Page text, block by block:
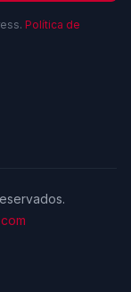
Política de